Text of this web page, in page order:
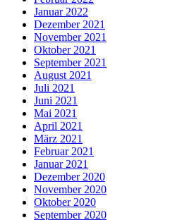
Januar 2022
Dezember 2021
November 2021
Oktober 2021
September 2021
August 2021
Juli 2021
Juni 2021
Mai 2021
April 2021
März 2021
Februar 2021
Januar 2021
Dezember 2020
November 2020
Oktober 2020
September 2020